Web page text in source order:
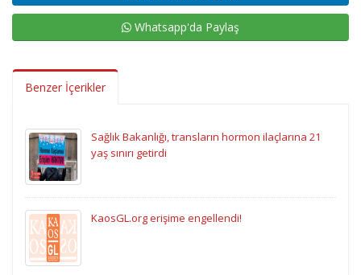
Whatsapp'da Paylaş
Benzer İçerikler
Sağlık Bakanlığı, transların hormon ilaçlarına 21
yaş sınırı getirdi
KaosGL.org erişime engellendi!